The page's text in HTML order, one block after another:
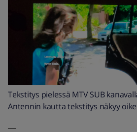
Tekstitys pielessä MTV SUB
Antennin kautta tekstitys näkyy